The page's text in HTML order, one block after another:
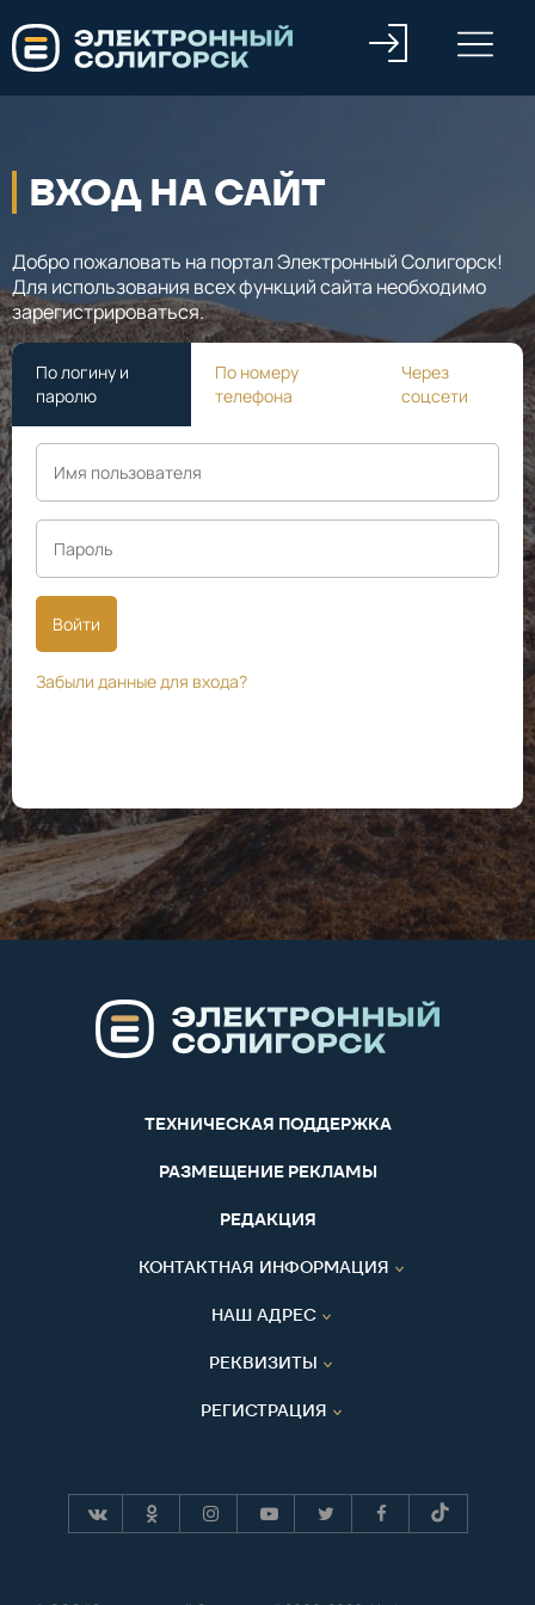
ВХОД НА САЙТ
Добро пожаловать на портал Электронный Солигорск!
Для использования всех функций сайта необходимо
зарегистрироваться.
По логину и
паролю
По номеру
телефона
Через
соцсети
Войти
Забыли данные для входа?
ТЕХНИЧЕСКАЯ ПОДДЕРЖКА
РАЗМЕЩЕНИЕ РЕКЛАМЫ
РЕДАКЦИЯ
КОНТАКТНАЯ ИНФОРМАЦИЯ
НАШ АДРЕС
РЕКВИЗИТЫ
РЕГИСТРАЦИЯ